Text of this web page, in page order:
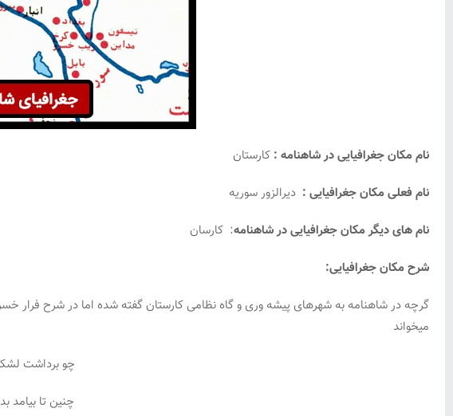
نام مکان جغرافیایی در شاهنامه : کارستان
نام فعلی مکان جغرافیایی : دیرالزور سوریه
نام های دیگر مکان جغرافیایی در شاهنامه: کارسان
شرح مکان جغرافیایی:
گرچه در شاهنامه به شهرهای پیشه وری و گاه نظامی کارستان گفته شده اما در شرح فرار
میخواند
چو برداشت
چنین تا